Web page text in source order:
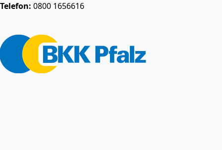
Telefon: 0800 1656616